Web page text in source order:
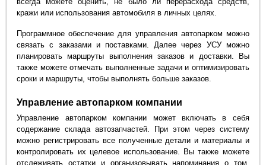
кражи или использования автомобиля в личных целях.
Программное обеспечение для управления автопарком можно
связать с заказами и поставками. Далее через УСУ можно
планировать маршруты выполнения заказов и доставки. Вы
также можете отмечать выполненные задачи и оптимизировать
сроки и маршруты, чтобы выполнять больше заказов.
Управление автопарком компании
Управление автопарком компании может включать в себя
содержание склада автозапчастей. При этом через систему
можно регистрировать все полученные детали и материалы и
контролировать их целевое использование. Вы также можете
отслеживать остатки и организовывать напоминания о том,